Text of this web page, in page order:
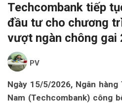
Techcombank tiếp
đầu tư cho chương
vượt ngàn chông gai
PV
Ngày 15/5/2026, Ngân
Nam (Techcombank) công